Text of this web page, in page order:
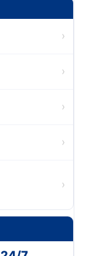
›
›
›
›
›